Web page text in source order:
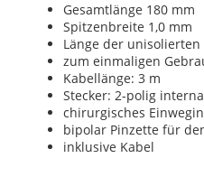
Gesamtlänge 180 mm
Spitzenbreite 1,0 mm
Länge der unisolierten
zum einmaligen
Kabellänge: 3 m
Stecker: 2-polig
chirurgisches
bipolar Pinzette für
inklusive Kabel